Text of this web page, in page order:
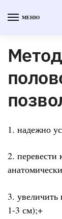
МЕНЮ
1. надежно
2. перевести
3. увеличить
1-3 см);+